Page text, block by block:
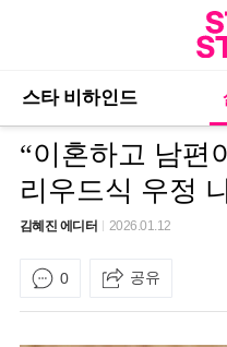
스타 비하인드
“이혼하고 남편
리우드식 우정
김혜진 에디터 2026.01.12
0 공유